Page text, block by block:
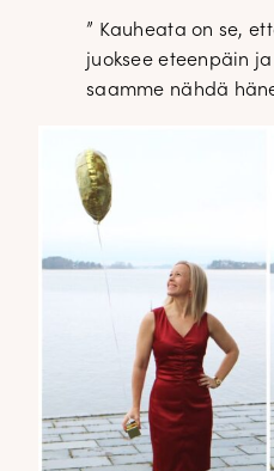
” Kauheata on se,
juoksee eteenpäin
saamme nähdä